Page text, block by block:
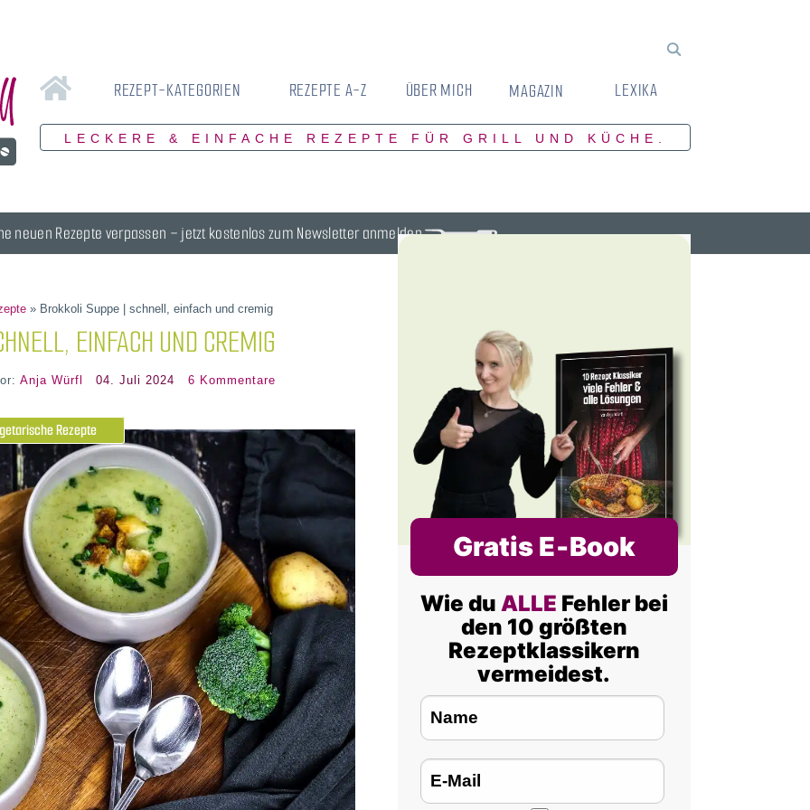
REZEPT-KATEGORIEN REZEPTE A-Z ÜBER MICH MAGAZIN LEXIKA
LECKERE & EINFACHE REZEPTE FÜR GRILL UND KÜCHE.
neuen Rezepte verpassen – jetzt kostenlos zum Newsletter anmelden.
» Brokkoli Suppe | schnell, einfach und cremig
EINFACH UND CREMIG
Anja Würfl 04. Juli 2024 6 Kommentare
Rezepte
Gratis E‑Book
Wie du ALLE Fehler bei
den 10 größten
Rezeptklassikern
vermeidest.